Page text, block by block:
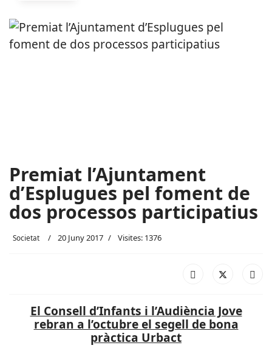
Premiat l’Ajuntament
d’Esplugues pel foment de
dos processos participatius
Societat 20 Juny 2017 Visites: 1376
El Consell d’Infants i l’Audiència Jove
rebran a l’octubre el segell de bona
pràctica Urbact